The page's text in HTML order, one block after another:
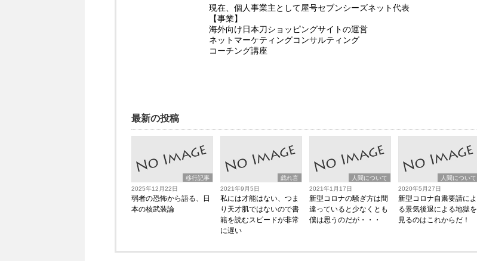
現在、個人事業主として屋号セブンシーズネット代表
【事業】
海外向け日本刀ショッピングサイトの運営
ネットマーケティングコンサルティング
コーチング講座
最新の投稿
移行記事
2025年12月22日
弱者の恐怖から語る、日
本の核武装論
戯れ言
2021年9月5日
私には才能はない、つま
り天才肌ではないので書
籍を読むスピードが非常
に遅い
人間について
2021年1月17日
新型コロナの騒ぎ方は間
違っていると少なくとも
僕は思うのだが・・・
人間について
2020年5月27日
新型コロナ自粛要請によ
る景気後退による地獄を
見るのはこれからだ！